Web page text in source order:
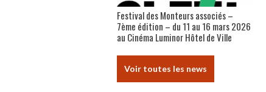
Festival des Monteurs associés –
7ème édition – du 11 au 16 mars 2026
au Cinéma Luminor Hôtel de Ville
Voir toutes les news